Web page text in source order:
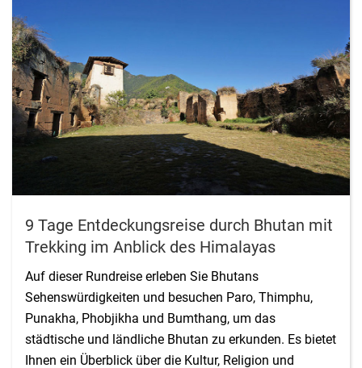
9 Tage Entdeckungsreise durch Bhutan mit
Trekking im Anblick des Himalayas
Auf dieser Rundreise erleben Sie Bhutans
Sehenswürdigkeiten und besuchen Paro, Thimphu,
Punakha, Phobjikha und Bumthang, um das
städtische und ländliche Bhutan zu erkunden. Es bietet
Ihnen ein Überblick über die Kultur, Religion und